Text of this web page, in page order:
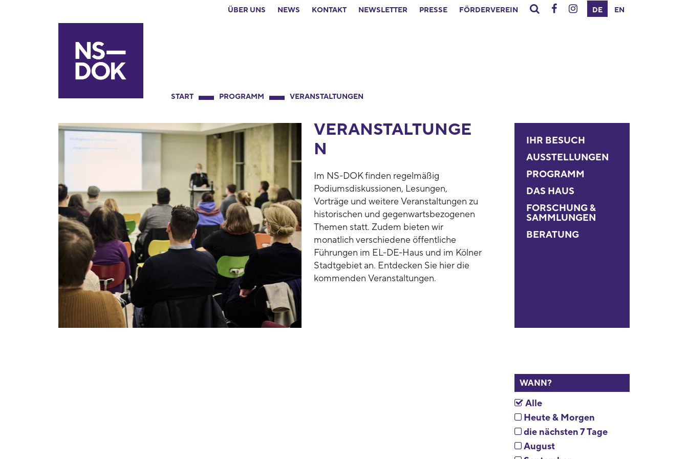
ÜBER UNS NEWS KONTAKT NEWSLETTER PRESSE FÖRDERVEREIN DE EN
START PROGRAMM VERANSTALTUNGEN
VERANSTALTUNGE
N
Im NS-DOK finden regelmäßig
Podiumsdiskussionen, Lesungen,
Vorträge und weitere Veranstaltungen zu
historischen und gegenwartsbezogenen
Themen statt. Zudem bieten wir
monatlich verschiedene öffentliche
Führungen im EL-DE-Haus und im Kölner
Stadtgebiet an. Entdecken Sie hier die
kommenden Veranstaltungen.
IHR BESUCH
AUSSTELLUNGEN
PROGRAMM
DAS HAUS
FORSCHUNG &
SAMMLUNGEN
BERATUNG
WANN?
Alle
Heute & Morgen
die nächsten 7 Tage
August